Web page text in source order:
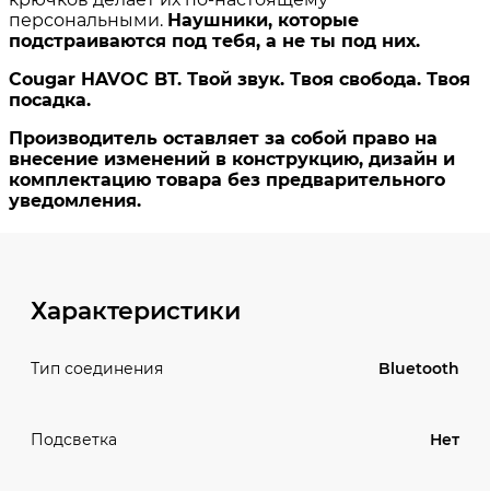
Характеристики
Тип соединения Bluetooth
Подсветка Нет